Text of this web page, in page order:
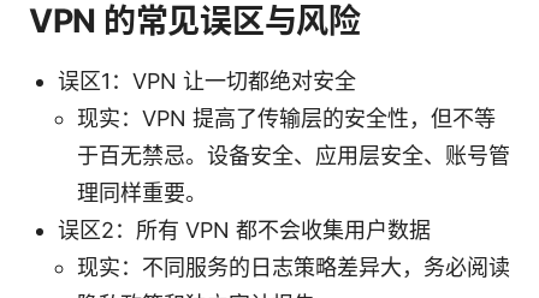
VPN 的常见误区与风险
误区1：VPN 让一切都绝对安全
现实：VPN 提高了传输层的安全性，但不等
于百无禁忌。设备安全、应用层安全、账号管
理同样重要。
误区2：所有 VPN 都不会收集用户数据
现实：不同服务的日志策略差异大，务必阅读